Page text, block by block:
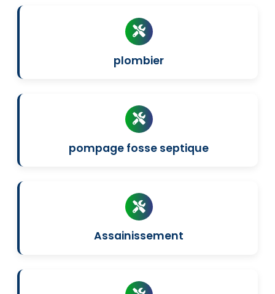
plombier
pompage fosse septique
Assainissement